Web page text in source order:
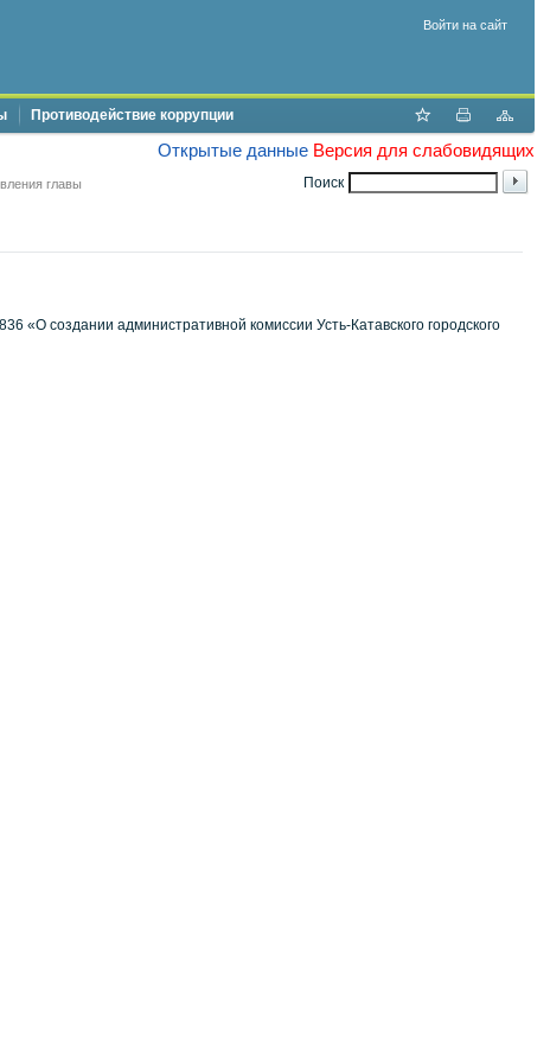
Войти на сайт
Противодействие коррупции
Открытые данные Версия для слабовидящих
Поиск
главы
«О создании административной комиссии Усть-Катавского городского